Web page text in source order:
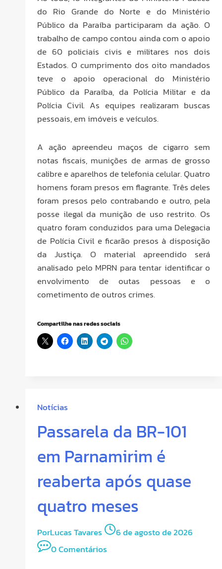
do Rio Grande do Norte e do Ministério
Público da Paraíba participaram da ação. O
trabalho de campo contou ainda com o apoio
de 60 policiais civis e militares nos dois
Estados. O cumprimento dos oito mandados
teve o apoio operacional do Ministério
Público da Paraíba, da Polícia Militar e da
Polícia Civil. As equipes realizaram buscas
pessoais, em imóveis e veículos.
A ação apreendeu maços de cigarro sem
notas fiscais, munições de armas de grosso
calibre e aparelhos de telefonia celular. Quatro
homens foram presos em flagrante. Três deles
foram presos pelo contrabando e outro, pela
posse ilegal da munição de uso restrito. Os
quatro foram conduzidos para uma Delegacia
de Polícia Civil e ficarão presos à disposição
da Justiça. O material apreendido será
analisado pelo MPRN para tentar identificar o
envolvimento de outas pessoas e o
cometimento de outros crimes.
Compartilhe nas redes sociais
Notícias
Passarela da BR-101
em Parnamirim é
reaberta após quase
quatro meses
PorLucas Tavares
6 de agosto de 2026
0 Comentários